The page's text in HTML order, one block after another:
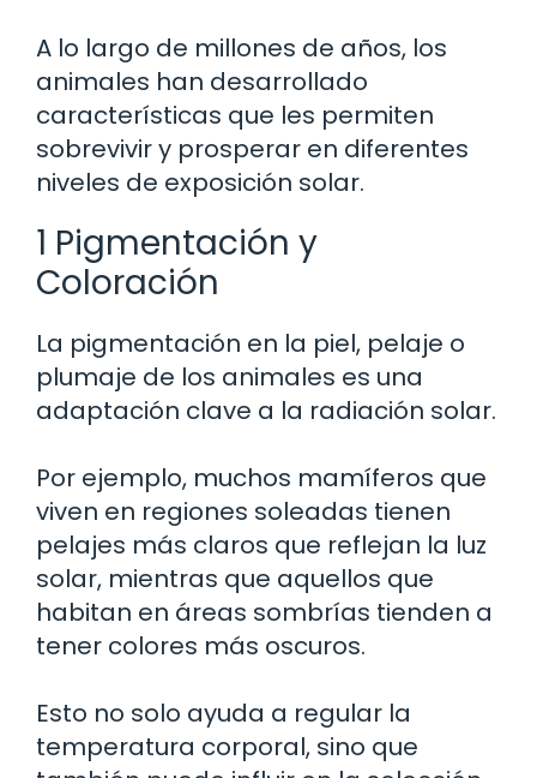
A lo largo de millones de años, los
animales han desarrollado
características que les permiten
sobrevivir y prosperar en diferentes
niveles de exposición solar.
1 Pigmentación y
Coloración
La pigmentación en la piel, pelaje o
plumaje de los animales es una
adaptación clave a la radiación solar.
Por ejemplo, muchos mamíferos que
viven en regiones soleadas tienen
pelajes más claros que reflejan la luz
solar, mientras que aquellos que
habitan en áreas sombrías tienden a
tener colores más oscuros.
Esto no solo ayuda a regular la
temperatura corporal, sino que